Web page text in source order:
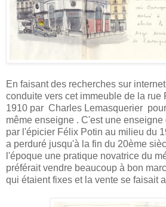
En faisant des recherches sur
conduite vers cet immeuble de la rue
1910 par Charles Lemasquerier
même enseigne . C'est une
par l'épicier Félix Potin au milieu du
a perduré jusqu'à la fin du 20ème
l'époque une pratique novatrice du
préférait vendre beaucoup à bon
qui étaient fixes et la vente se faisait